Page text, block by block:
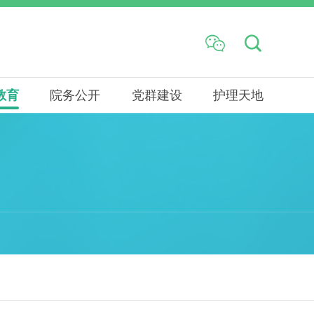
 
育 院务公开 党群建设 护理天地